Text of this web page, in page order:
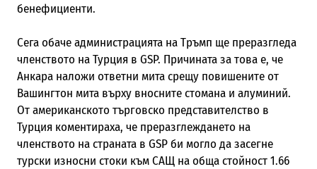
бенефициенти.
Сега обаче администрацията на Тръмп ще преразгледа
членството на Турция в GSP. Причината за това е, че
Анкара наложи ответни мита срещу повишените от
Вашингтон мита върху вносните стомана и алуминий.
От американското търговско представителство в
Турция коментираха, че преразглеждането на
членството на страната в GSP би могло да засегне
турски износни стоки към САЩ на обща стойност 1.66